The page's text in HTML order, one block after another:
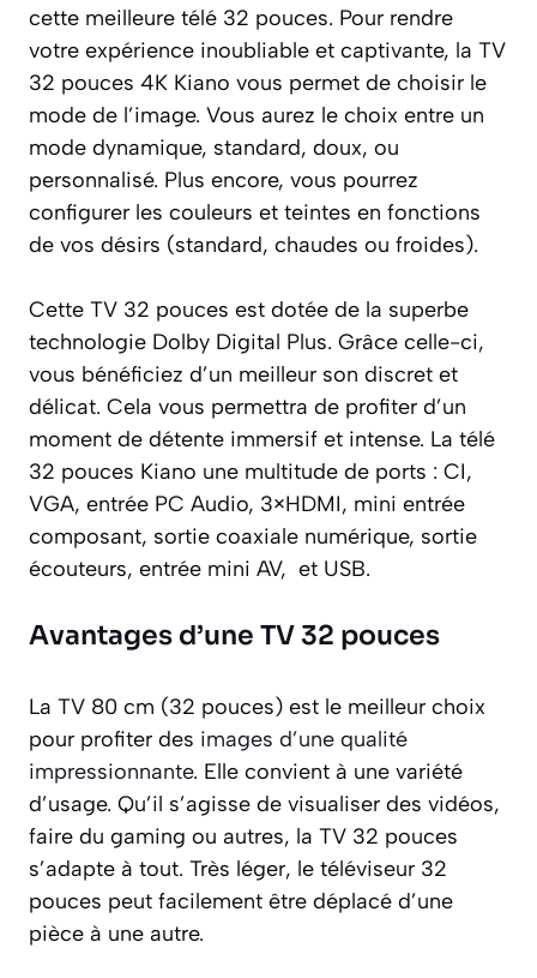
cette meilleure télé 32 pouces. Pour rendre
votre expérience inoubliable et captivante, la TV
32 pouces 4K Kiano vous permet de choisir le
mode de l’image. Vous aurez le choix entre un
mode dynamique, standard, doux, ou
personnalisé. Plus encore, vous pourrez
configurer les couleurs et teintes en fonctions
de vos désirs (standard, chaudes ou froides).
Cette TV 32 pouces est dotée de la superbe
technologie Dolby Digital Plus. Grâce celle-ci,
vous bénéficiez d’un meilleur son discret et
délicat. Cela vous permettra de profiter d’un
moment de détente immersif et intense. La télé
32 pouces Kiano une multitude de ports : CI,
VGA, entrée PC Audio, 3×HDMI, mini entrée
composant, sortie coaxiale numérique, sortie
écouteurs, entrée mini AV, et USB.
Avantages d’une TV 32 pouces
La TV 80 cm (32 pouces) est le meilleur choix
pour profiter des images d’une qualité
impressionnante. Elle convient à une variété
d’usage. Qu’il s’agisse de visualiser des vidéos,
faire du gaming ou autres, la TV 32 pouces
s’adapte à tout. Très léger, le téléviseur 32
pouces peut facilement être déplacé d’une
pièce à une autre.